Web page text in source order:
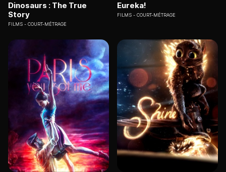
Dinosaurs : The True
Story
FILMS COURT-MÉTRAGE
Eureka!
FILMS COURT-MÉTRAGE